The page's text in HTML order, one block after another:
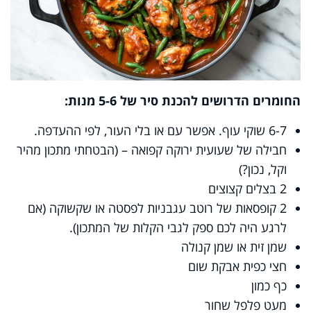
החומרים הדרושים להכנת סיר של 5-6 מנות:
6-7 שוקי עוף. אפשר עם או בלי העור, לפי ההעדפה.
חבילה של שעועית ירוקה קפואה – (הבטחתי מתכון מהיר
וקל, נכון?)
2 בצלים קצוצים
2 קופסאות של רוטב עגבניות לפסטה או שקשוקה (אם
לרגע היה לכם ספק לגבי הקלות של המתכון).
שמן זית או שמן קנולה
חצי כפית אבקת שום
כף כמון
מעט פלפל שחור